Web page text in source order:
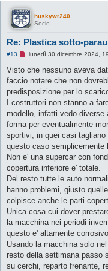
o
d
a
l
g
g
e
huskywr240
Socio
Re: Plastica sotto-
#13
M
s
a
g
g
i
o
a
l
g
g
r
e
lunedì 30 dicembre 2024,
Visto che nessuno aveva
faccio notare che non
predisposizione per lo
I costruttori non stanno a
modello, infatti vedo diverse
forma per eventualmente
sportivi, in quei casi
questo caso semplicemente
Non e' una supercar con
copertura inferiore e' totale.
Del resto tutte le auto
hanno problemi, giusto
colpisce anche le parti
Unica cosa cui dover
la macchina nei periodi
questo e' altamente
Usando la macchina solo
resto della settimana passo
su cerchi, reparto frenante,